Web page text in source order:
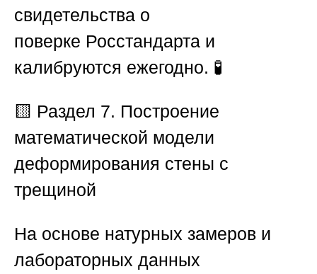
свидетельства о
поверке Росстандарта и
калибруются ежегодно. 🧪
🟨 Раздел 7. Построение
математической модели
деформирования стены с
трещиной
На основе натурных замеров и
лабораторных данных